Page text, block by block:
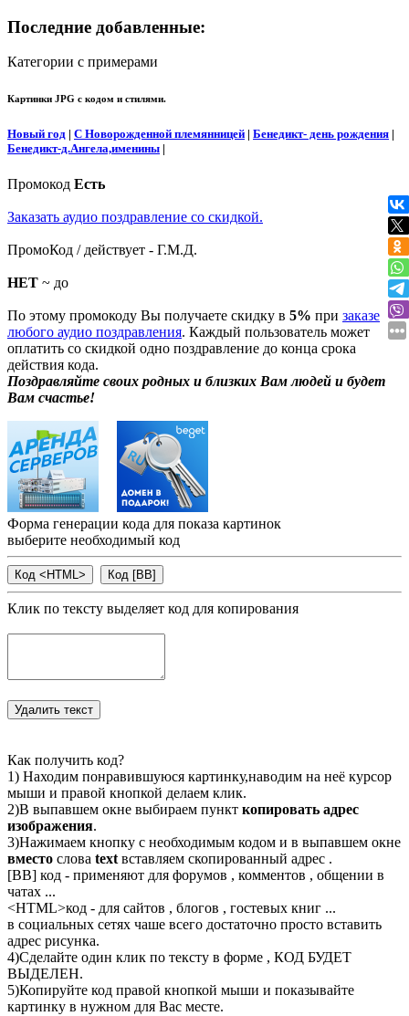
Последние добавленные:
Категории с примерами
Картинки JPG с кодом и стилями.
Новый год | С Новорожденной племянницей | Бенедикт- день рождения |
Бенедикт-д.Ангела,именины |
Промокод Есть
Заказать аудио поздравление со скидкой.
ПромоКод / действует - Г.М.Д.
НЕТ ~ до
По этому промокоду Вы получаете скидку в 5% при заказе
любого аудио поздравления. Каждый пользователь может
оплатить со скидкой одно поздравление до конца срока
действия кода.
Поздравляйте своих родных и близких Вам людей и будет
Вам счастье!
Форма генерации кода для показа картинок
выберите необходимый код
Клик по тексту выделяет код для копирования
Как получить код?
1) Находим понравившуюся картинку,наводим на неё курсор
мыши и правой кнопкой делаем клик.
2)В выпавшем окне выбираем пункт копировать адрес
изображения.
3)Нажимаем кнопку с необходимым кодом и в выпавшем окне
вместо слова textвставляем скопированный адрес .
[BB] код - применяют для форумов , комментов , общении в
чатах ...
<HTML>код - для сайтов , блогов , гостевых книг ...
в социальных сетях чаше всего достаточно просто вставить
адрес рисунка.
4)Сделайте один клик по тексту в форме , КОД БУДЕТ
ВЫДЕЛЕН.
5)Копируйте код правой кнопкой мыши и показывайте
картинку в нужном для Вас месте.